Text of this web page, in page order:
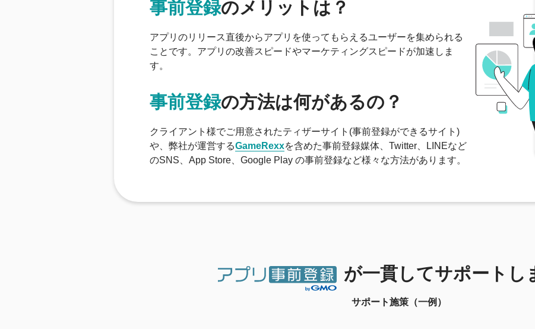
事前登録のメリットは？
アプリのリリース直後からアプリを使ってもらえるユーザーを集められる
ことです。アプリの改善スピードやマーケティングスピードが加速しま
す。
事前登録の方法は何があるの？
クライアント様でご用意されたティザーサイト(事前登録ができるサイト)
や、弊社が運営するGameRexxを含めた事前登録媒体、Twitter、LINEなど
のSNS、App Store、Google Play の事前登録など様々な方法があります。
が一貫してサポートし
サポート施策（一例）